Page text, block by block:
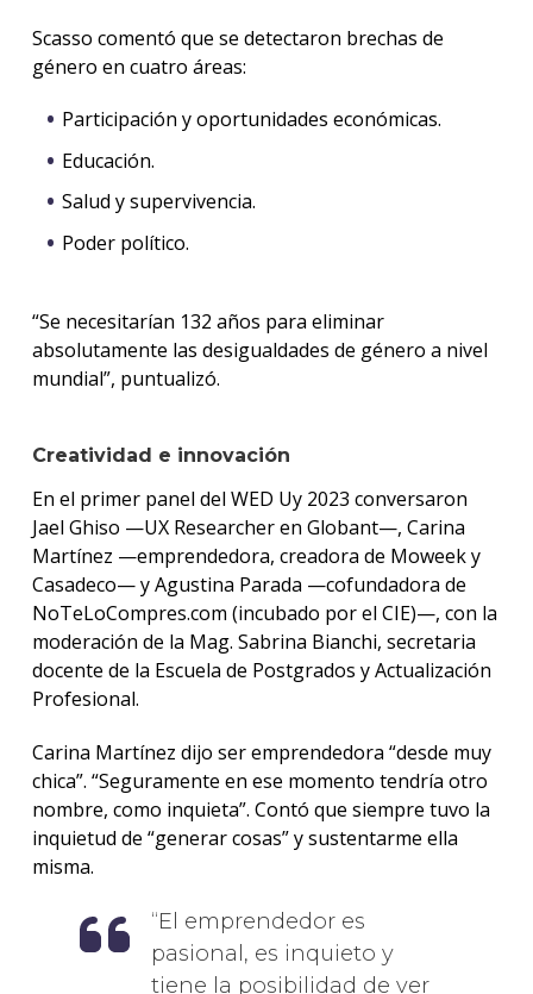
Scasso comentó que se detectaron brechas de
género en cuatro áreas:
Participación y oportunidades económicas.
Educación.
Salud y supervivencia.
Poder político.
“Se necesitarían 132 años para eliminar
absolutamente las desigualdades de género a nivel
mundial”, puntualizó.
Creatividad e innovación
En el primer panel del WED Uy 2023 conversaron
Jael Ghiso —UX Researcher en Globant—, Carina
Martínez —emprendedora, creadora de Moweek y
Casadeco— y Agustina Parada —cofundadora de
NoTeLoCompres.com (incubado por el CIE)—, con la
moderación de la Mag. Sabrina Bianchi, secretaria
docente de la Escuela de Postgrados y Actualización
Profesional.
Carina Martínez dijo ser emprendedora “desde muy
chica”. “Seguramente en ese momento tendría otro
nombre, como inquieta”. Contó que siempre tuvo la
inquietud de “generar cosas” y sustentarme ella
misma.
El emprendedor es
pasional, es inquieto y
tiene la posibilidad de ver